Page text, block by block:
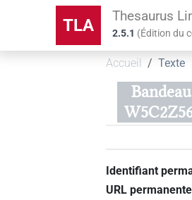
TLA Thesaurus
2.5.1 (Édition du
Accueil Texte
Identifiant
URL permanente